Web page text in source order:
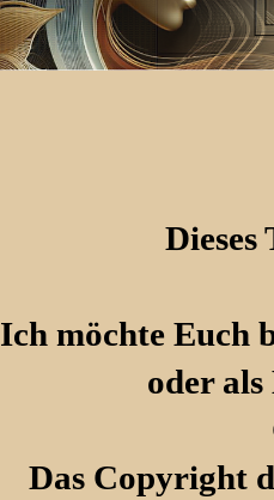
Ich möchte Euch
oder als
Das Copyright